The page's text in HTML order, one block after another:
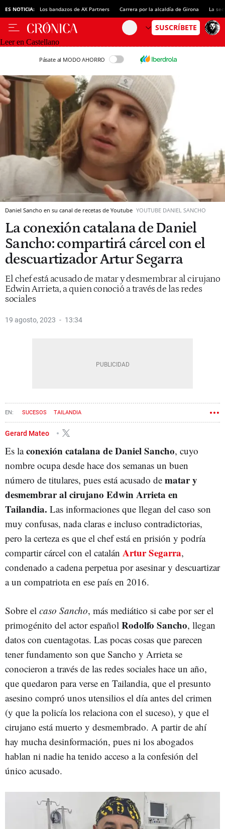
ES NOTICIA: Los bandazos de AX Partners Carrera por la alcaldía de Girona La
Leer en Castellano
Pásate al MODO AHORRO
Daniel Sancho en su canal de recetas de Youtube YOUTUBE DANIEL SANCHO
La conexión catalana de Daniel
Sancho: compartirá cárcel con el
descuartizador Artur Segarra
El chef está acusado de matar y desmembrar al cirujano
Edwin Arrieta, a quien conoció a través de las redes
sociales
19 agosto, 2023 13:34
SUCESOS TAILANDIA
Gerard Mateo
Es laconexión catalana de Daniel Sancho, cuyo
nombre ocupa desde hace dos semanas un buen
número de titulares, pues está acusado de matar y
desmembrar al cirujano Edwin Arrieta en
Tailandia. Las informaciones que llegan del caso son
muy confusas, nada claras e incluso contradictorias,
pero la certeza es que el chef está en prisión y podría
compartir cárcel con el catalán Artur Segarra,
condenado a cadena perpetua por asesinar y descuartizar
a un compatriota en ese país en 2016.
Sobre el caso Sancho, más mediático si cabe por ser el
primogénito del actor español Rodolfo Sancho, llegan
datos con cuentagotas. Las pocas cosas que parecen
tener fundamento son que Sancho y Arrieta se
conocieron a través de las redes sociales hace un año,
que quedaron para verse en Tailandia, que el presunto
asesino compró unos utensilios el día antes del crimen
(y que la policía los relaciona con el suceso), y que el
cirujano está muerto y desmembrado. A partir de ahí
hay mucha desinformación, pues ni los abogados
hablan ni nadie ha tenido acceso a la confesión del
único acusado.